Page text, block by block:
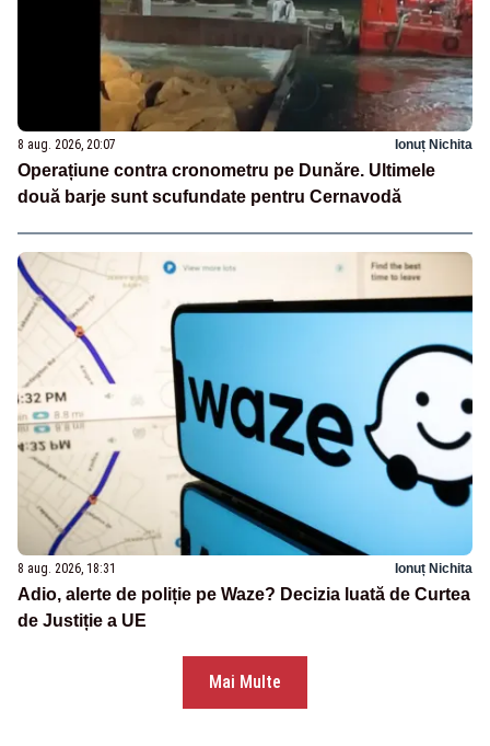
8 aug. 2026, 20:07 Ionuț Nichita
Operațiune contra cronometru pe Dunăre. Ultimele
două barje sunt scufundate pentru Cernavodă
8 aug. 2026, 18:31 Ionuț Nichita
Adio, alerte de poliție pe Waze? Decizia luată de Curtea
de Justiție a UE
Mai Multe